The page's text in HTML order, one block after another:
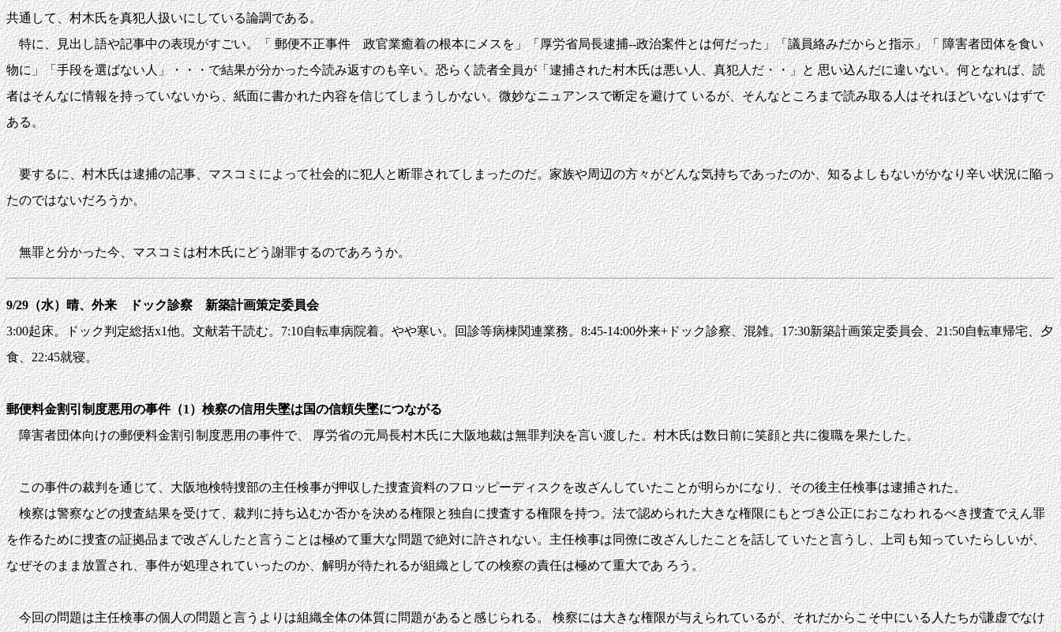
共通して、村木氏を真犯人扱いにしている論調である。
特に、見出し語や記事中の表現がすごい。「 郵便不正事件 政官業癒着の根本にメスを」「厚労省局長逮捕--政治案件とは何だった」「議員絡みだからと指示」「 障害者団体を食い
物に」「手段を選ばない人」・・・で結果が分かった今読み返すのも辛い。恐らく読者全員が「逮捕された村木氏は悪い人、真犯人だ・・」と 思い込んだに違いない。何となれば、読
者はそんなに情報を持っていないから、紙面に書かれた内容を信じてしまうしかない。微妙なニュアンスで断定を避けて いるが、そんなところまで読み取る人はそれほどいないはずで
ある。
要するに、村木氏は逮捕の記事、マスコミによって社会的に犯人と断罪されてしまったのだ。家族や周辺の方々がどんな気持ちであったのか、知るよしもないがかなり辛い状況に陥っ
たのではないだろうか。
無罪と分かった今、マスコミは村木氏にどう謝罪するのであろうか。
9/29（水）晴、外来 ドック診察 新築計画策定委員会
3:00起床。ドック判定総括x1他。文献若干読む。7:10自転車病院着。やや寒い。回診等病棟関連業務。8:45-14:00外来+ドック診察、混雑。17:30新築計画策定委員会、21:50自転車帰宅、夕
食、22:45就寝。
郵便料金割引制度悪用の事件（1）検察の信用失墜は国の信頼失墜につながる
障害者団体向けの郵便料金割引制度悪用の事件で、 厚労省の元局長村木氏に大阪地裁は無罪判決を言い渡した。村木氏は数日前に笑顔と共に復職を果たした。
この事件の裁判を通じて、大阪地検特捜部の主任検事が押収した捜査資料のフロッピーディスクを改ざんしていたことが明らかになり、その後主任検事は逮捕された。
検察は警察などの捜査結果を受けて、裁判に持ち込むか否かを決める権限と独自に捜査する権限を持つ。法で認められた大きな権限にもとづき公正におこなわ れるべき捜査でえん罪
を作るために捜査の証拠品まで改ざんしたと言うことは極めて重大な問題で絶対に許されない。主任検事は同僚に改ざんしたことを話して いたと言うし、上司も知っていたらしいが、
なぜそのまま放置され、事件が処理されていったのか、解明が待たれるが組織としての検察の責任は極めて重大であ ろう。
今回の問題は主任検事の個人の問題と言うよりは組織全体の体質に問題があると感じられる。 検察には大きな権限が与えられているが、それだからこそ中にいる人たちが謙虚でなけ